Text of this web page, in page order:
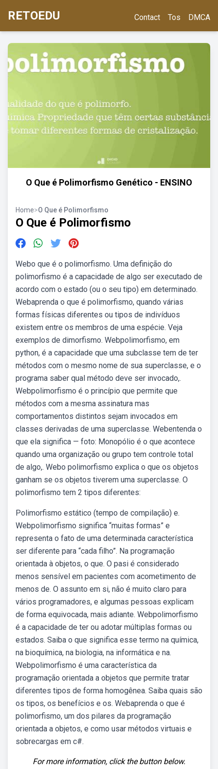
RETOEDU Contact Tos DMCA
O Que é Polimorfismo Genético - ENSINO
Home>O Que é Polimorfismo
O Que é Polimorfismo
Webo que é o polimorfismo. Uma definição do
polimorfismo é a capacidade de algo ser executado de
acordo com o estado (ou o seu tipo) em determinado.
Webaprenda o que é polimorfismo, quando várias
formas físicas diferentes ou tipos de indivíduos
existem entre os membros de uma espécie. Veja
exemplos de dimorfismo. Webpolimorfismo, em
python, é a capacidade que uma subclasse tem de ter
métodos com o mesmo nome de sua superclasse, e o
programa saber qual método deve ser invocado,.
Webpolimorfismo é o princípio que permite que
métodos com a mesma assinatura mas
comportamentos distintos sejam invocados em
classes derivadas de uma superclasse. Webentenda o
que ela significa — foto: Monopólio é o que acontece
quando uma organização ou grupo tem controle total
de algo,. Webo polimorfismo explica o que os objetos
ganham se os objetos tiverem uma superclasse. O
polimorfismo tem 2 tipos diferentes:
Polimorfismo estático (tempo de compilação) e.
Webpolimorfismo significa “muitas formas” e
representa o fato de uma determinada característica
ser diferente para “cada filho”. Na programação
orientada à objetos, o que. O pasi é considerado
menos sensível em pacientes com acometimento de
menos de. O assunto em si, não é muito claro para
vários programadores, e algumas pessoas explicam
de forma equivocada, mais adiante. Webpolimorfismo
é a capacidade de ter ou adotar múltiplas formas ou
estados. Saiba o que significa esse termo na química,
na bioquímica, na biologia, na informática e na.
Webpolimorfismo é uma característica da
programação orientada a objetos que permite tratar
diferentes tipos de forma homogênea. Saiba quais são
os tipos, os benefícios e os. Webaprenda o que é
polimorfismo, um dos pilares da programação
orientada a objetos, e como usar métodos virtuais e
sobrecargas em c#.
For more information, click the button below.